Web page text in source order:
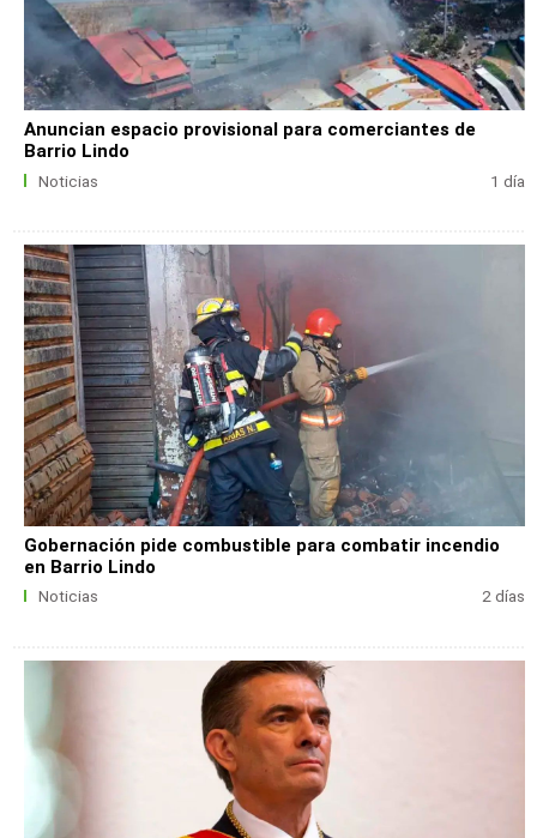
Anuncian espacio provisional para comerciantes de
Barrio Lindo
Noticias 1 día
Gobernación pide combustible para combatir incendio
en Barrio Lindo
Noticias 2 días